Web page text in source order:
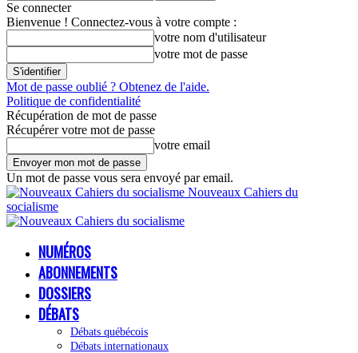
Se connecter
Bienvenue ! Connectez-vous à votre compte :
votre nom d'utilisateur
votre mot de passe
Mot de passe oublié ? Obtenez de l'aide.
Politique de confidentialité
Récupération de mot de passe
Récupérer votre mot de passe
votre email
Un mot de passe vous sera envoyé par email.
Nouveaux Cahiers du
socialisme
NUMÉROS
ABONNEMENTS
DOSSIERS
DÉBATS
Débats québécois
Débats internationaux